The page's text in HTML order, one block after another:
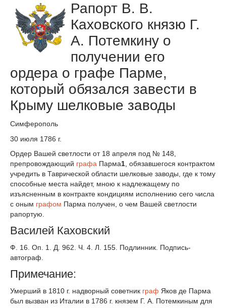
Рапорт В. В.
Каховского князю Г.
А. Потемкину о
получении его
ордера о графе Парме,
который обязался завести в
Крыму шелковые заводы
Симферополь
30 июля 1786 г.
Ордер Вашей светлости от 18 апреля под № 148,
препровождающий графа Парма1, обязавшегося контрактом
учредить в Таврической области шелковые заводы, где к тому
способные места найдет, мною к надлежащему по
изъясненным в контракте кондициям исполнению сего числа
с оным графом Парма получен, о чем Вашей светлости
рапортую.
Василей Каховский
Ф. 16. Оп. 1. Д. 962. Ч. 4. Л. 155. Подлинник. Подпись-
автограф.
Примечание:
Умерший в 1810 г. надворный советник граф Яков де Парма
был вызван из Италии в 1786 г. князем Г. А. Потемкиным для